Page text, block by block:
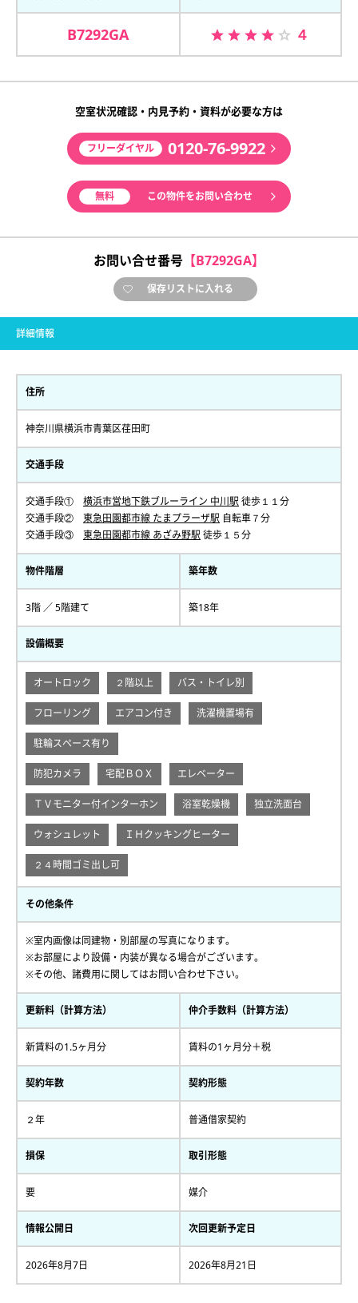
B7292GA ４
空室状況確認・内見予約・資料が必要な方は
フリーダイヤル 0120-76-9922
無料 この物件をお問い合わせ
お問い合せ番号 【B7292GA】
保存リストに入れる
詳細情報
住所
神奈川県横浜市青葉区荏田町
交通手段
交通手段① 横浜市営地下鉄ブルーライン 中川駅 徒歩１１分
交通手段② 東急田園都市線 たまプラーザ駅 自転車７分
交通手段③ 東急田園都市線 あざみ野駅 徒歩１５分
物件階層
3階 ／ 5階建て
築年数
築18年
設備概要
オートロック ２階以上 バス・トイレ別
フローリング エアコン付き 洗濯機置場有
駐輪スペース有り
防犯カメラ 宅配ＢＯＸ エレベーター
ＴＶモニター付インターホン 浴室乾燥機 独立洗面台
ウォシュレット ＩＨクッキングヒーター
２４時間ゴミ出し可
その他条件
※室内画像は同建物・別部屋の写真になります。
※お部屋により設備・内装が異なる場合がございます。
※その他、諸費用に関してはお問い合わせ下さい。
更新料（計算方法）
新賃料の1.5ヶ月分
仲介手数料（計算方法）
賃料の1ヶ月分＋税
契約年数
２年
契約形態
普通借家契約
損保
要
取引形態
媒介
情報公開日
2026年8月7日
次回更新予定日
2026年8月21日